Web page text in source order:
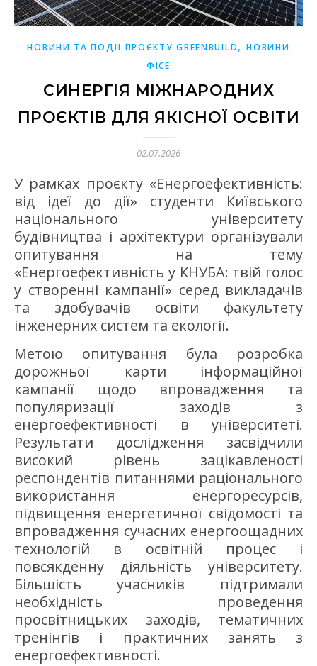
НОВИНИ ТА ПОДІЇ ПРОЄКТУ GREENBUILD,НОВИНИ
ФІСЕ
СИНЕРГІЯ МІЖНАРОДНИХ
ПРОЄКТІВ ДЛЯ ЯКІСНОЇ ОСВІТИ
02.07.2026
У рамках проєкту «Енергоефективність:
від ідеї до дії» студенти Київського
національного університету
будівництва і архітектури організували
опитування на тему
«Енергоефективність у КНУБА: твій голос
у створенні кампанії» серед викладачів
та здобувачів освіти факультету
інженерних систем та екології.
Метою опитування була розробка
дорожньої карти інформаційної
кампанії щодо впровадження та
популяризації заходів з
енергоефективності в університеті.
Результати дослідження засвідчили
високий рівень зацікавленості
респондентів питаннями раціонального
використання енергоресурсів,
підвищення енергетичної свідомості та
впровадження сучасних енергоощадних
технологій в освітній процес і
повсякденну діяльність університету.
Більшість учасників підтримали
необхідність проведення
просвітницьких заходів, тематичних
тренінгів і практичних занять з
енергоефективності.